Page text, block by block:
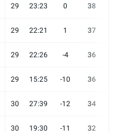
29 23:23 0 38
29 22:21 1 37
29 22:26 -4 36
29 15:25 -10 36
30 27:39 -12 34
30 19:30 -11 32